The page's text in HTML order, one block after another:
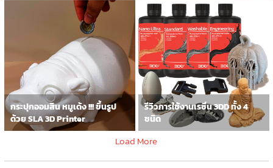
กระปุกออมสิน หมูเด้ง !!! ขึ้นรูป
ด้วย SLA 3D Printer
รีวิวการใช้งานเรซิ่น 3DD ทั้ง 4
ชนิด
Load More